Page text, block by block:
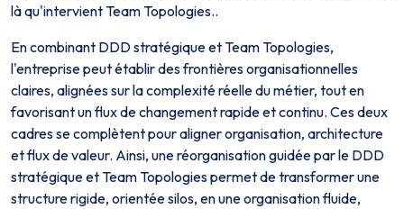
là qu'intervient Team Topologies..
En combinant DDD stratégique et Team Topologies,
l'entreprise peut établir des frontières organisationnelles
claires, alignées sur la complexité réelle du métier, tout en
favorisant un flux de changement rapide et continu. Ces deux
cadres se complètent pour aligner organisation, architecture
et flux de valeur. Ainsi, une réorganisation guidée par le DDD
stratégique et Team Topologies permet de transformer une
structure rigide, orientée silos, en une organisation fluide,